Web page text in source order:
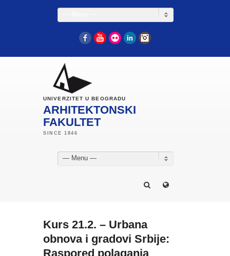
FacebookYouTube
Flickr LinkedIn
UNIVERZITET U BEOGRADU
ARHITEKTONSKI
FAKULTET
— Menu —
Kurs 21.2. – Urbana
obnova i gradovi Srbije:
Raspored polaganja